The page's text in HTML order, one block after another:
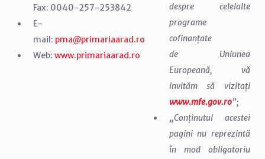
Fax: 0040-257-253842
E-
mail: pma@primariaarad.ro
Web: www.primariaarad.ro
despre celelalte
programe
cofinanțate
de Uniunea
Europeană, vă
invităm să vizitați
www.mfe.gov.ro”;
„Conținutul acestei
pagini nu reprezintă
în mod obligatoriu